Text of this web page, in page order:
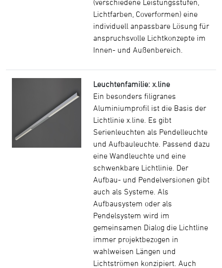
(verschiedene Leistungsstufen,
Lichtfarben, Coverformen) eine
individuell anpassbare Lösung für
anspruchsvolle Lichtkonzepte im
Innen- und Außenbereich.
Leuchtenfamilie: x.line
Ein besonders filigranes
Aluminiumprofil ist die Basis der
Lichtlinie x.line. Es gibt
Serienleuchten als Pendelleuchte
und Aufbauleuchte. Passend dazu
eine Wandleuchte und eine
schwenkbare Lichtlinie. Der
Aufbau- und Pendelversionen gibt
auch als Systeme. Als
Aufbausystem oder als
Pendelsystem wird im
gemeinsamen Dialog die Lichtline
immer projektbezogen in
wahlweisen Längen und
Lichtströmen konzipiert. Auch